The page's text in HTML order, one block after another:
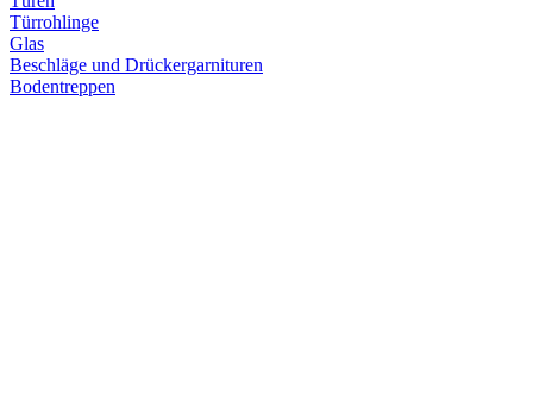
Türrohlinge
Glas
Beschläge und Drückergarnituren
Bodentreppen